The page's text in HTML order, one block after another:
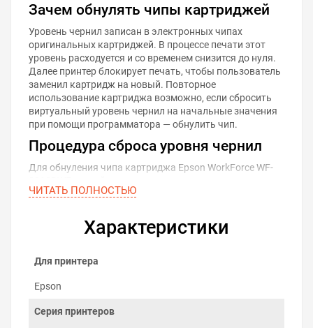
Зачем обнулять чипы картриджей
Уровень чернил записан в электронных чипах
оригинальных картриджей. В процессе печати этот
уровень расходуется и со временем снизится до нуля.
Далее принтер блокирует печать, чтобы пользователь
заменил картридж на новый. Повторное
использование картриджа возможно, если сбросить
виртуальный уровень чернил на начальные значения
при помощи программатора — обнулить чип.
Процедура сброса уровня чернил
Для обнуления чипа картриджа Epson WorkForce WF-
Извлеките картридж из принтера.
дозаправьте при необходимости.
Плотно состыкуйте контакты программатора с
контакта просигнализирует красный диод.
смены индикации с красной на зелёную. В
среднем это занимает 5 секунд.
ЧИТАТЬ ПОЛНОСТЬЮ
Характеристики
Для принтера
Epson
Серия принтеров